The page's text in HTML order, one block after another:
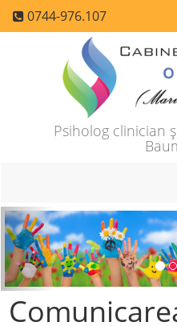
0744-976.107
Psiholog clinician
Precedenta